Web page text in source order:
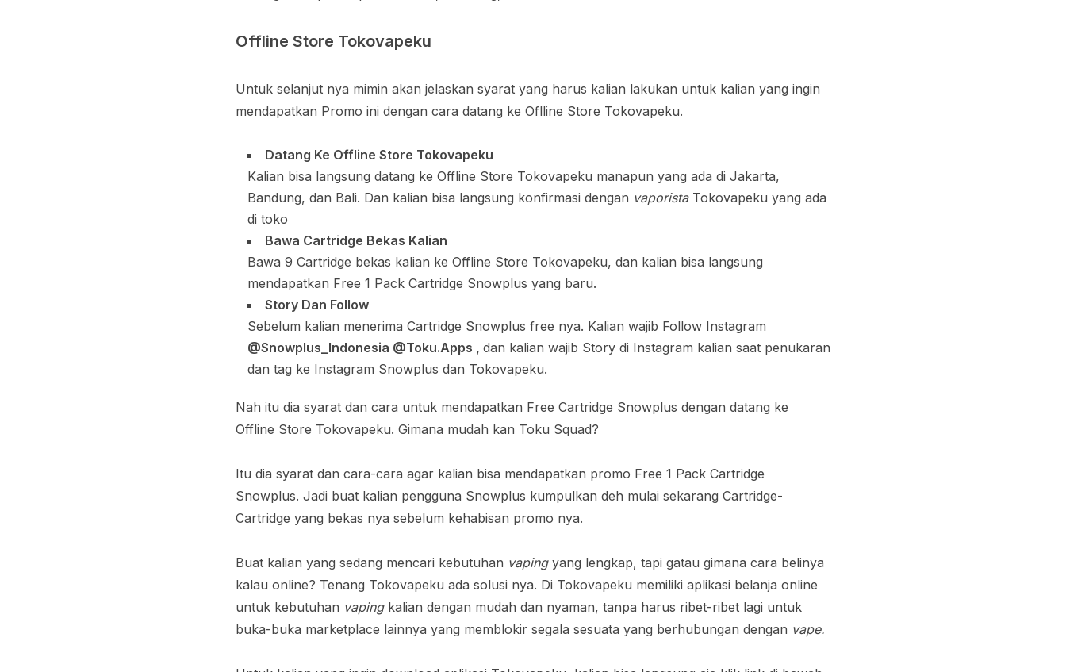
Offline Store Tokovapeku
Untuk selanjut nya mimin akan jelaskan syarat yang harus kalian lakukan untuk kalian yang ingin
mendapatkan Promo ini dengan cara datang ke Oflline Store Tokovapeku.
Datang Ke Offline Store Tokovapeku
Kalian bisa langsung datang ke Offline Store Tokovapeku manapun yang ada di Jakarta,
Bandung, dan Bali. Dan kalian bisa langsung konfirmasi dengan vaporista Tokovapeku yang ada
di toko
Bawa Cartridge Bekas Kalian
Bawa 9 Cartridge bekas kalian ke Offline Store Tokovapeku, dan kalian bisa langsung
mendapatkan Free 1 Pack Cartridge Snowplus yang baru.
Story Dan Follow
Sebelum kalian menerima Cartridge Snowplus free nya. Kalian wajib Follow Instagram
@Snowplus_Indonesia @Toku.Apps , dan kalian wajib Story di Instagram kalian saat penukaran
dan tag ke Instagram Snowplus dan Tokovapeku.
Nah itu dia syarat dan cara untuk mendapatkan Free Cartridge Snowplus dengan datang ke
Offline Store Tokovapeku. Gimana mudah kan Toku Squad?
Itu dia syarat dan cara-cara agar kalian bisa mendapatkan promo Free 1 Pack Cartridge
Snowplus. Jadi buat kalian pengguna Snowplus kumpulkan deh mulai sekarang Cartridge-
Cartridge yang bekas nya sebelum kehabisan promo nya.
Buat kalian yang sedang mencari kebutuhan vapingyang lengkap, tapi gatau gimana cara belinya
kalau online? Tenang Tokovapeku ada solusi nya. Di Tokovapeku memiliki aplikasi belanja online
untuk kebutuhan vaping kalian dengan mudah dan nyaman, tanpa harus ribet-ribet lagi untuk
buka-buka marketplace lainnya yang memblokir segala sesuata yang berhubungan dengan vape.